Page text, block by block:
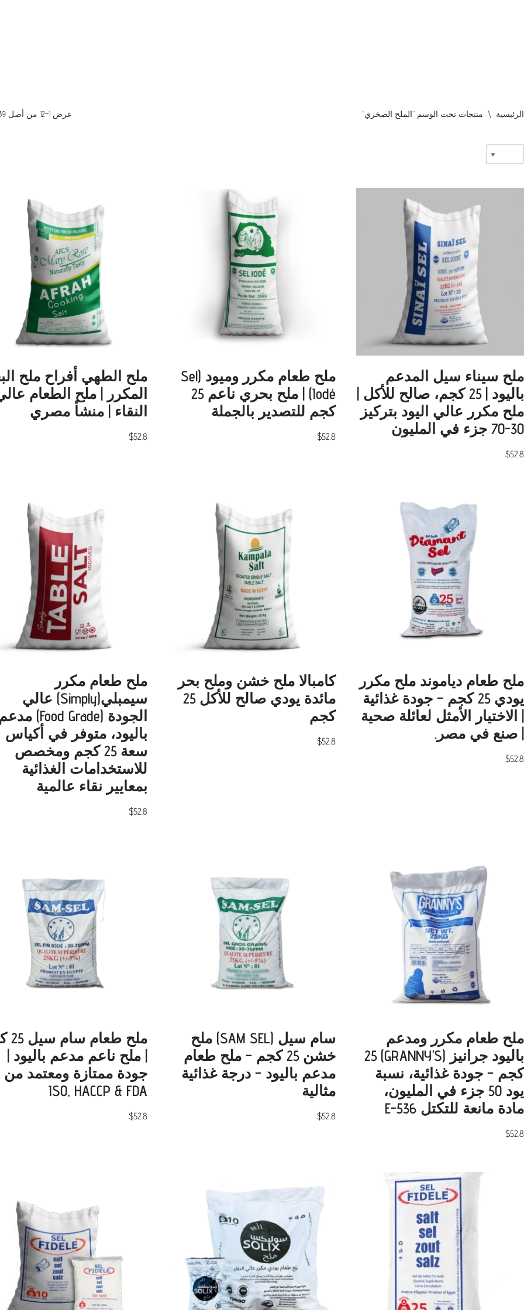
الرئيسية \ منتجات تحت الوسم “الملح الصخري” عرض 1–12 من أصل 39 نتيجة
ملح سيناء سيل المدعم
باليود | 25 كجم، صالح للأكل |
ملح مكرر عالي اليود بتركيز
30-70 جزء في المليون
$52.8
ملح طعام مكرر وميود (Sel
Iodé) | ملح بحري ناعم 25
كجم للتصدير بالجملة
$52.8
ملح الطهي أفراح ملح
المكرر | ملح الطعام
النقاء | منشأ مصري
$52.8
ملح طعام دياموند ملح مكرر
يودي 25 كجم – جودة غذائية
| الاختيار الأمثل لعائلة صحية
| صنع في مصر.
$52.8
كامبالا ملح خشن وملح بحر
مائدة يودي صالح للأكل 25
كجم
$52.8
ملح طعام مكرر
سيمبلي(Simply) عالي
الجودة (Food Grade) مدعم
باليود، متوفر في أكياس
سعة 25 كجم ومخصص
للاستخدامات الغذائية
بمعايير نقاء عالمية
$52.8
ملح طعام مكرر ومدعم
باليود جرانيز (GRANNY’S) 25
كجم – جودة غذائية، نسبة
يود 50 جزء في المليون،
مادة مانعة للتكتل E-536
$52.8
سام سيل (SAM SEL) ملح
خشن 25 كجم – ملح طعام
مدعم باليود – درجة غذائية
مثالية
$52.8
ملح
| ملح ناعم مدعم باليود |
جودة ممتازة ومعتمد من
ISO, HACCP & FDA
$52.8